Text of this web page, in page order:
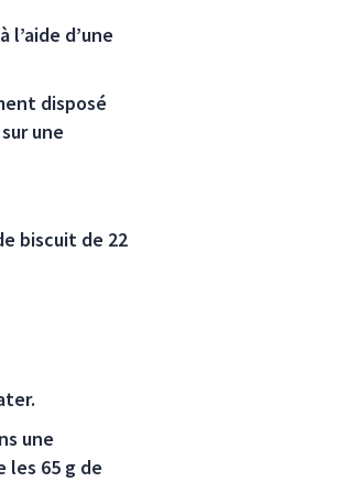
d’une
disposé
une
biscuit de 22
une
les 65 g de